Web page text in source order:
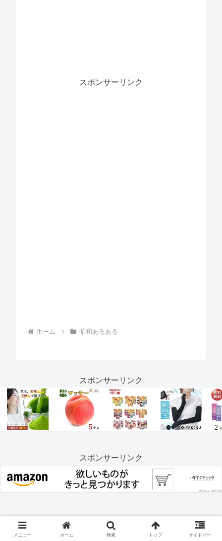
スポンサーリンク
ホーム 昭和あるある
スポンサーリンク
スポンサーリンク
スポンサーリンク
メニュー ホーム 検索 トップ サイドバー